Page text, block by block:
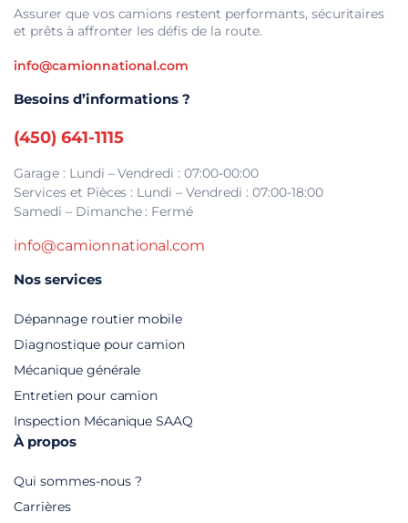
Assurer que vos camions restent performants, sécuritaires
et prêts à affronter les défis de la route.
info@camionnational.com
Besoins d’informations ?
(450) 641-1115
Garage : Lundi – Vendredi : 07:00-00:00
Services et Pièces : Lundi – Vendredi : 07:00-18:00
Samedi – Dimanche : Fermé
info@camionnational.com
Nos services
Dépannage routier mobile
Diagnostique pour camion
Mécanique générale
Entretien pour camion
Inspection Mécanique SAAQ
À propos
Qui sommes-nous ?
Carrières